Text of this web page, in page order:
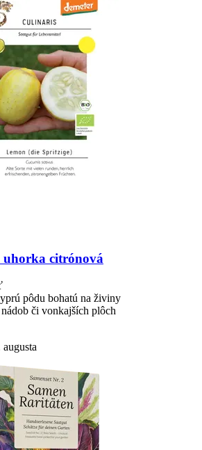
uhorka citrónová
pôdu bohatú na živiny
či vonkajších plôch